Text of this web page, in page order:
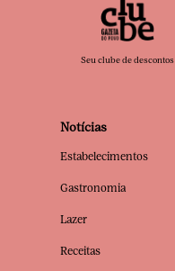
Seu clube de descontos
Notícias
Estabelecimentos
Gastronomia
Lazer
Receitas